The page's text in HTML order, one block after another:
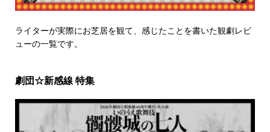
ライターが実際にお芝居を観て、感じたことを書いた観劇レビ
ューの一覧です。
劇団☆新感線 特集